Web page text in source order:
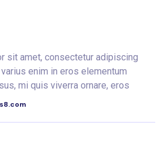
sit amet, consectetur adipiscing
enim in eros elementum
mi quis viverra ornare, eros